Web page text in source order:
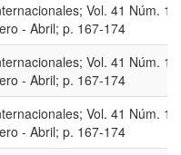
Vol. 41 Núm.
- Abril; p. 167-174
Vol. 41 Núm.
- Abril; p. 167-174
Vol. 41 Núm.
- Abril; p. 167-174